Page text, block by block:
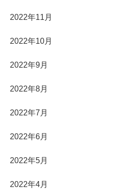
2022年11月
2022年10月
2022年9月
2022年8月
2022年7月
2022年6月
2022年5月
2022年4月